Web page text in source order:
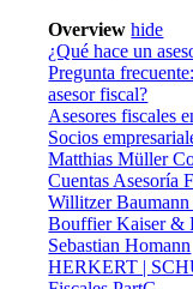
Overview hide
¿Qué hace un
Pregunta
asesor fiscal?
Asesores fiscales
Socios
Matthias Müller
Cuentas Asesoría
Willitzer Baumann
Bouffier Kaiser &
Sebastian Homann
HERKERT |